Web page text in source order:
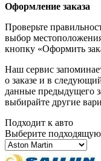
Оформление заказа
Проверьте
выбор
кнопку «Оформить
Наш сервис
о заказе и в
данные предыдущего
выбирайте другие
Подходит к авто
Выберите